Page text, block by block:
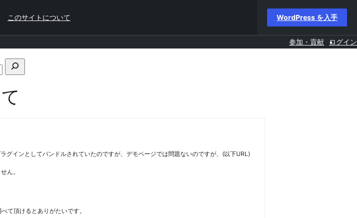
このサイトについて WordPress を入手
参加・貢献 ログイン
フ
ラ
インとしてバンドルされていたのですが、デモページでは問題ないのですが、(以下URL)
ん。
て頂けるとありがたいです。